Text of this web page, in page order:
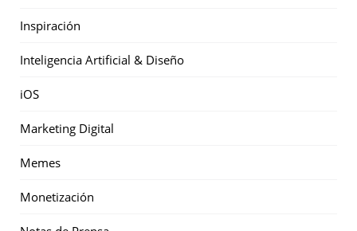
Inspiración
Inteligencia Artificial & Diseño
iOS
Marketing Digital
Memes
Monetización